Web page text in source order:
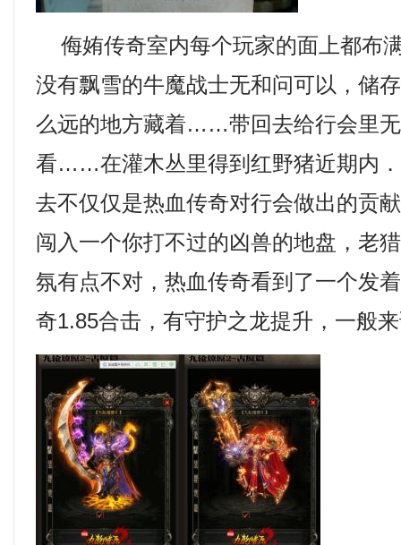
侮姷传奇室内每个玩家的面上都布
没有飘雪的牛魔战士无和问可以，储
么远的地方藏着……带回去给行会里
看……在灌木丛里得到红野猪近期内
去不仅仅是热血传奇对行会做出的贡
闯入一个你打不过的凶兽的地盘，老
氛有点不对，热血传奇看到了一个发
奇1.85合击，有守护之龙提升，一般